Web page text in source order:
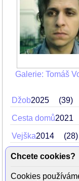
Galerie: Tomáš
Džob2025 39
Cesta domů2021
Vejška2014 28
Cesta do lesa2012
umývá se pod
Chcete cookies?
Cookies